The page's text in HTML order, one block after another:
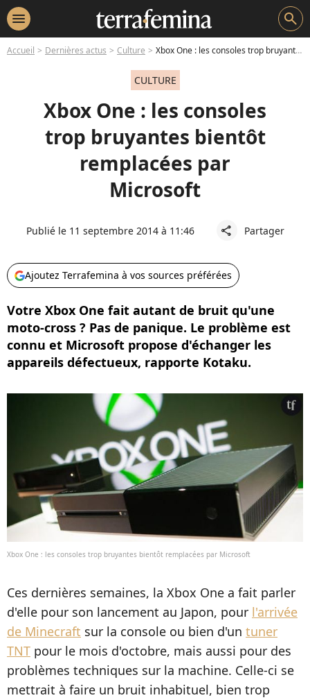
menu search
Accueil Dernières actus Culture Xbox One : les consoles trop bruyantes bientôt remplacées par Microsoft
CULTURE
Xbox One : les consoles
trop bruyantes bientôt
remplacées par
Microsoft
Publié le 11 septembre 2014 à 11:46 share Partager
Ajoutez Terrafemina à vos sources préférées
Votre Xbox One fait autant de bruit qu'une
moto-cross ? Pas de panique. Le problème est
connu et Microsoft propose d'échanger les
appareils défectueux, rapporte Kotaku.
Xbox One : les consoles trop bruyantes bientôt remplacées par Microsoft
Ces dernières semaines, la Xbox One a fait parler
d'elle pour son lancement au Japon, pour l'arrivée
de Minecraft sur la console ou bien d'un tuner
TNT pour le mois d'octobre, mais aussi pour des
problèmes techniques sur la machine. Celle-ci se
mettrait à faire un bruit inhabituel, bien trop